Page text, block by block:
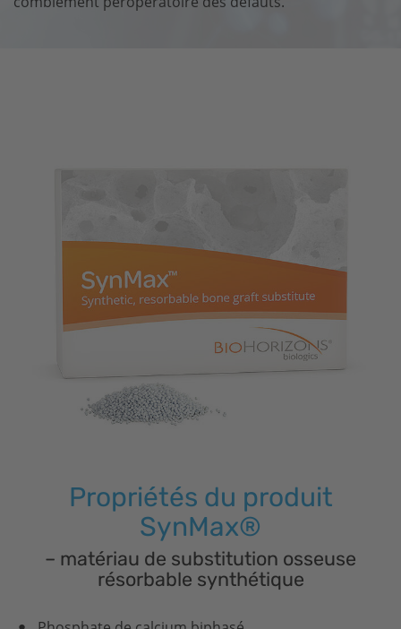
Propriétés du produit
SynMax®
– matériau de substitution osseuse
résorbable synthétique